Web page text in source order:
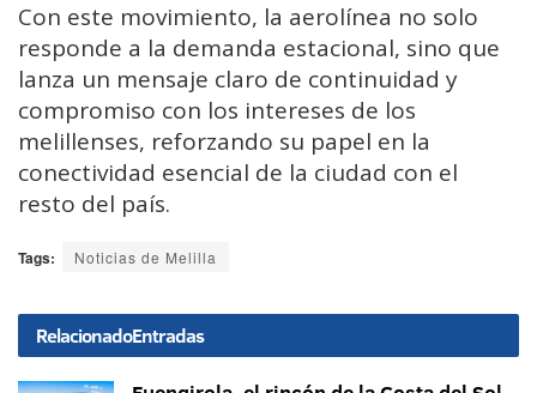
Con este movimiento, la aerolínea no solo
responde a la demanda estacional, sino que
lanza un mensaje claro de continuidad y
compromiso con los intereses de los
melillenses, reforzando su papel en la
conectividad esencial de la ciudad con el
resto del país.
Tags: Noticias de Melilla
RelacionadoEntradas